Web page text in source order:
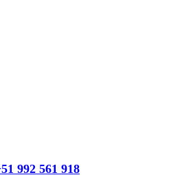
992 561 918